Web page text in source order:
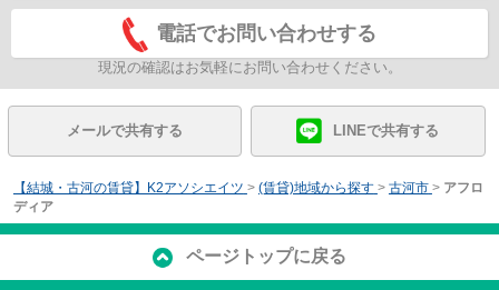
電話でお問い合わせする
現況の確認はお気軽にお問い合わせください。
メールで共有する LINEで共有する
【結城・古河の賃貸】K2アソシエイツ > (賃貸)地域から探す > 古河市 > アフロ
ディア
ページトップに戻る